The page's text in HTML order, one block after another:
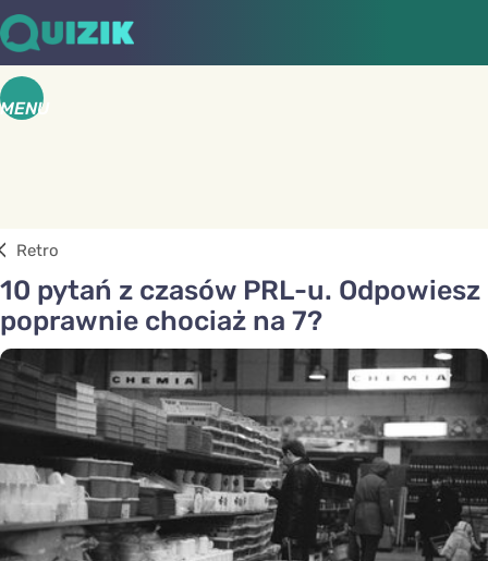
MENU
Retro
10 pytań z czasów PRL-u. Odpowiesz
poprawnie chociaż na 7?